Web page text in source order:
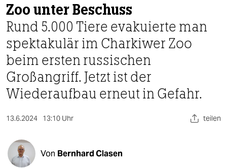
nord
wahrheit
verlag
verlag
veranstaltungen
shop
fragen & hilfe
unterstützen
Zoo unter Beschuss
Rund 5.000 Tiere evakuierte man
spektakulär im Charkiwer Zoo
beim ersten russischen
Großangriff. Jetzt ist der
Wiederaufbau erneut in Gefahr.
13.6.2024 13:10 Uhr teilen
Von Bernhard Clasen